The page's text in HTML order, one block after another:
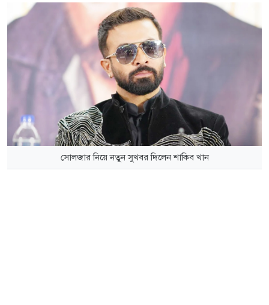
সোলজার নিয়ে নতুন সুখবর দিলেন শাকিব খান